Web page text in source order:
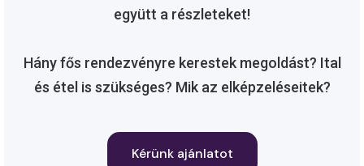
együtt a részleteket!
Hány fős rendezvényre kerestek megoldást? Ital
és étel is szükséges? Mik az elképzeléseitek?
Kérünk ajánlatot